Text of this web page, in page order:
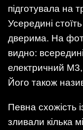
підготувала на
Усередині
дверима. На
видно:
електричний
Його також
Певна схожість
зливали кілька